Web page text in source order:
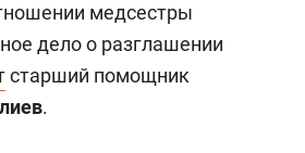
медсестры
дело о разглашении
старший помощник
.
Рекомендуем
Дизайнер-прораб
Наседкина: «Ремонт